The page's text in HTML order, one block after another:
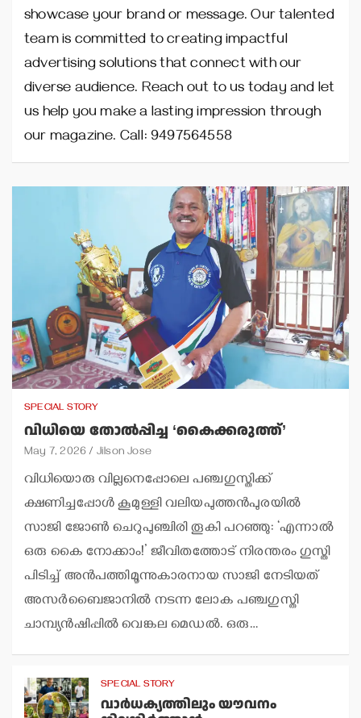
showcase your brand or message. Our talented
team is committed to creating impactful
advertising solutions that connect with our
diverse audience. Reach out to us today and let
us help you make a lasting impression through
our magazine. Call: 9497564558
SPECIAL STORY
വിധിയെ തോല്‍പ്പിച്ച ‘കൈക്കരുത്ത്’
May 7, 2026 Jilson Jose
വിധിയൊരു വില്ലനെപ്പോലെ പഞ്ചഗുസ്തിക്ക്
ക്ഷണിച്ചപ്പോള്‍ കൂമുള്ളി വലിയപുത്തന്‍പുരയില്‍
സാജി ജോണ്‍ ചെറുപുഞ്ചിരി തൂകി പറഞ്ഞു: ‘എന്നാല്‍
ഒരു കൈ നോക്കാം!’ ജീവിതത്തോട് നിരന്തരം ഗുസ്തി
പിടിച്ച് അന്‍പത്തിമൂന്നുകാരനായ സാജി നേടിയത്
അസര്‍ബൈജാനില്‍ നടന്ന ലോക പഞ്ചഗുസ്തി
ചാമ്പ്യന്‍ഷിപ്പില്‍ വെങ്കല മെഡല്‍. ഒരു…
SPECIAL STORY
വാര്‍ധക്യത്തിലും യൗവനം